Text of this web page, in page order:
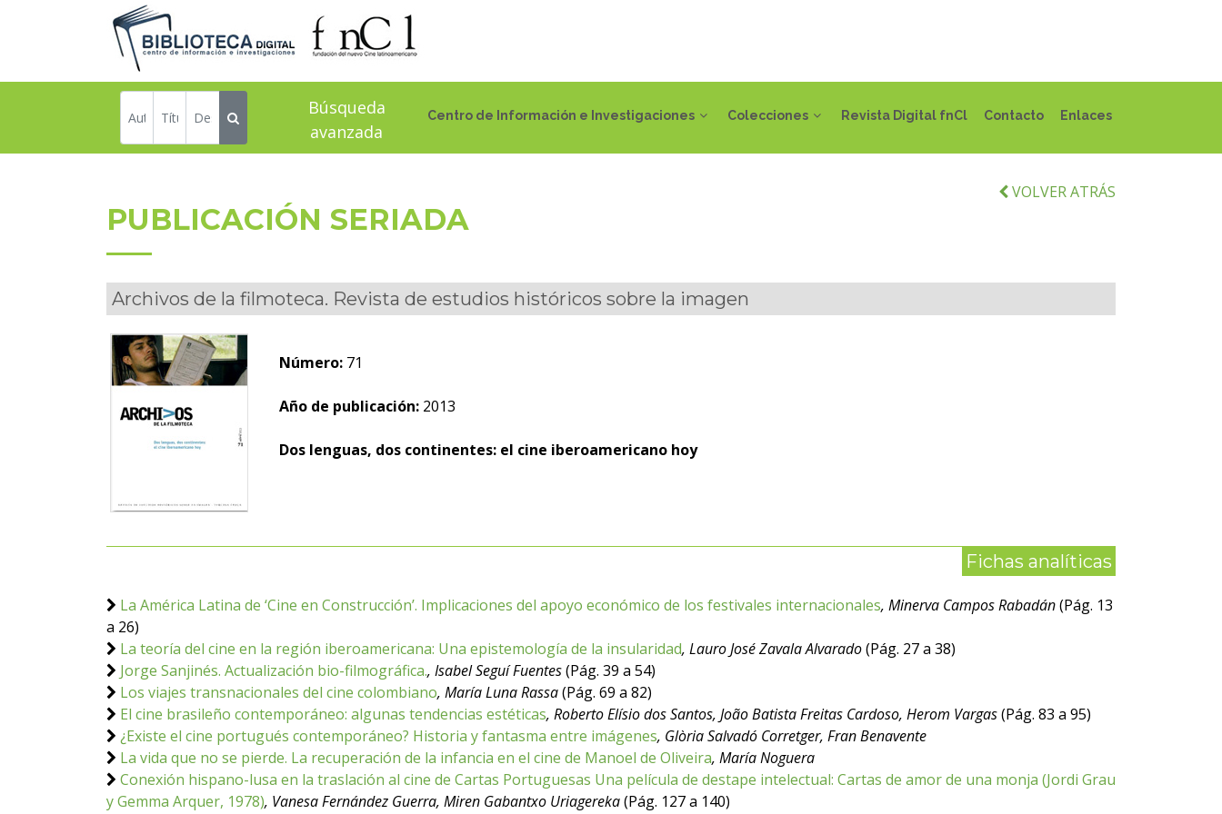
Centro de Información e Investigaciones Colecciones Revista Digital fnCl Contacto Enlaces
Búsqueda
avanzada
VOLVER ATRÁS
PUBLICACIÓN SERIADA
Archivos de la filmoteca. Revista de estudios históricos sobre la imagen
Número: 71
Año de publicación: 2013
Dos lenguas, dos continentes: el cine iberoamericano hoy
Fichas analíticas
La América Latina de ‘Cine en Construcción’. Implicaciones del apoyo económico de los festivales internacionales, Minerva Campos Rabadán(Pág. 13
a 26)
La teoría del cine en la región iberoamericana: Una epistemología de la insularidad, Lauro José Zavala Alvarado(Pág. 27 a 38)
Jorge Sanjinés. Actualización bio-filmográfica., Isabel Seguí Fuentes(Pág. 39 a 54)
Los viajes transnacionales del cine colombiano, María Luna Rassa(Pág. 69 a 82)
El cine brasileño contemporáneo: algunas tendencias estéticas, Roberto Elísio dos Santos, João Batista Freitas Cardoso, Herom Vargas(Pág. 83 a 95)
¿Existe el cine portugués contemporáneo? Historia y fantasma entre imágenes, Glòria Salvadó Corretger, Fran Benavente
La vida que no se pierde. La recuperación de la infancia en el cine de Manoel de Oliveira, María Noguera
Conexión hispano-lusa en la traslación al cine de Cartas Portuguesas Una película de destape intelectual: Cartas de amor de una monja (Jordi Grau
y Gemma Arquer, 1978), Vanesa Fernández Guerra, Miren Gabantxo Uriagereka(Pág. 127 a 140)